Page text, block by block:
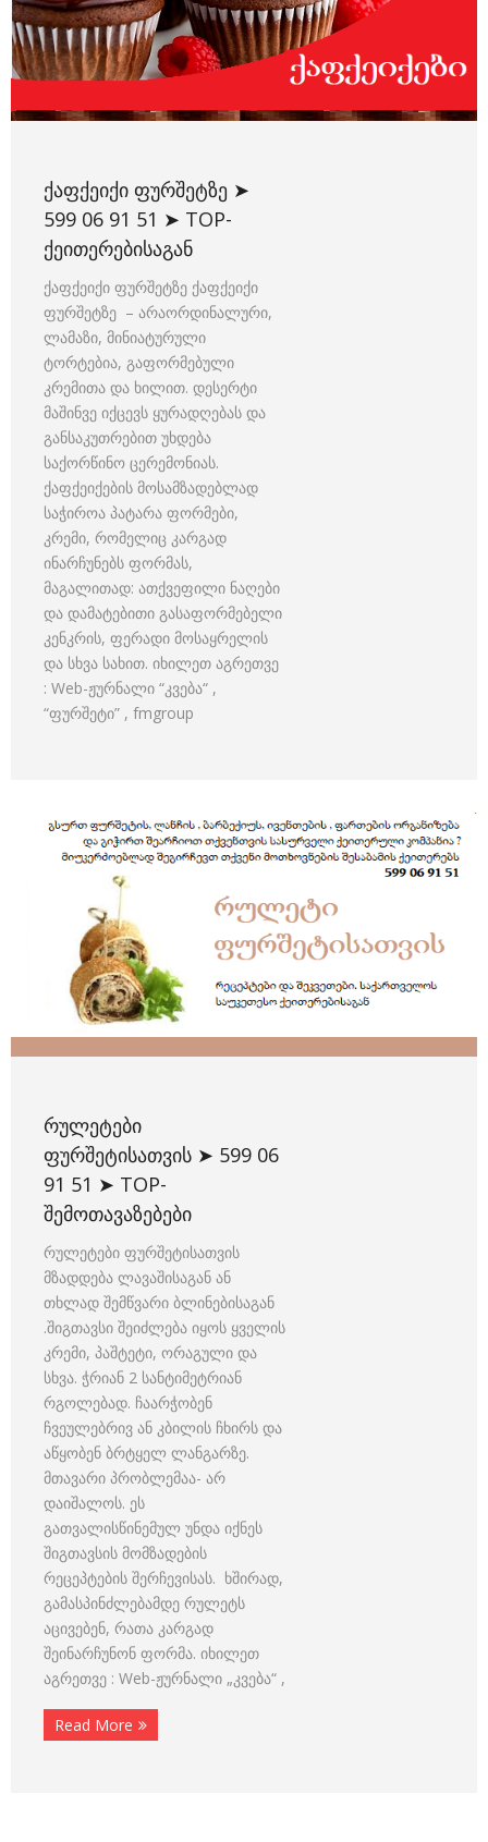
ᲥᲐᲤᲥᲔᲘᲥᲘ ᲤᲣᲠᲨᲔᲢᲖᲔ ➤
599 06 91 51 ➤ TOP-
ᲥᲔᲘᲗᲔᲠᲔᲑᲘᲡᲐᲒᲐᲜ
ქაფქეიქი ფურშეტზე ქაფქეიქი
ფურშეტზე – არაორდინალური,
ლამაზი, მინიატურული
ტორტებია, გაფორმებული
კრემითა და ხილით. დესერტი
მაშინვე იქცევს ყურადღებას და
განსაკუთრებით უხდება
საქორწინო ცერემონიას.
ქაფქეიქების მოსამზადებლად
საჭიროა პატარა ფორმები,
კრემი, რომელიც კარგად
ინარჩუნებს ფორმას,
მაგალითად: ათქვეფილი ნაღები
და დამატებითი გასაფორმებელი
კენკრის, ფერადი მოსაყრელის
და სხვა სახით. იხილეთ აგრეთვე
: Web-ჟურნალი “კვება“ ,
“ფურშეტი” , fmgroup
ᲠᲣᲚᲔᲢᲔᲑᲘ
ᲤᲣᲠᲨᲔᲢᲘᲡᲐᲗᲕᲘᲡ ➤ 599 06
91 51 ➤ TOP-
ᲨᲔᲛᲝᲗᲐᲕᲐᲖᲔᲑᲔᲑᲘ
რულეტები ფურშეტისათვის
მზადდება ლავაშისაგან ან
თხლად შემწვარი ბლინებისაგან
.შიგთავსი შეიძლება იყოს ყველის
კრემი, პაშტეტი, ორაგული და
სხვა. ჭრიან 2 სანტიმეტრიან
რგოლებად. ჩაარჭობენ
ჩვეულებრივ ან კბილის ჩხირს და
აწყობენ ბრტყელ ლანგარზე.
მთავარი პრობლემაა- არ
დაიშალოს. ეს
გათვალისწინემულ უნდა იქნეს
შიგთავსის მომზადების
რეცეპტების შერჩევისას. ხშირად,
გამასპინძლებამდე რულეტს
აცივებენ, რათა კარგად
შეინარჩუნონ ფორმა. იხილეთ
აგრეთვე : Web-ჟურნალი „კვება“ ,
Read More